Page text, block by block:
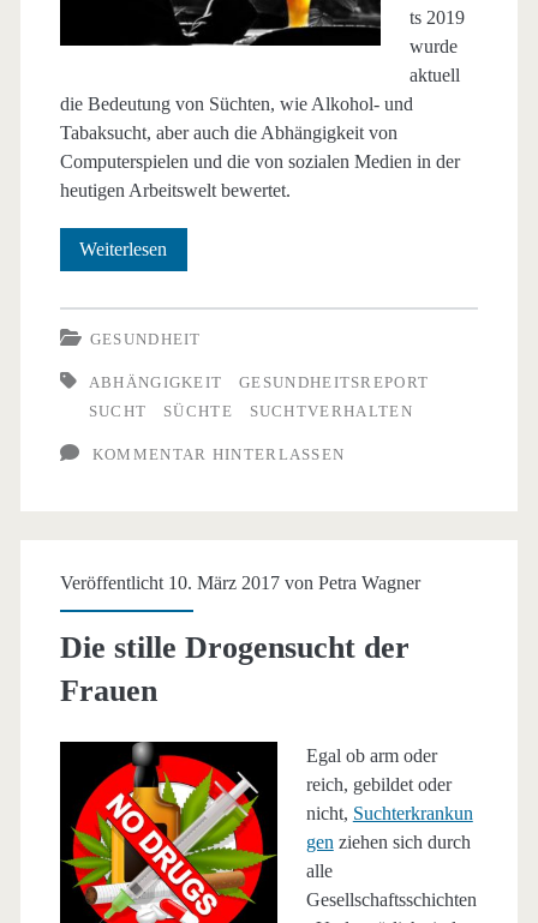
ts 2019
wurde
aktuell
die Bedeutung von Süchten, wie Alkohol- und
Tabaksucht, aber auch die Abhängigkeit von
Computerspielen und die von sozialen Medien in der
heutigen Arbeitswelt bewertet.
Weiterlesen
sich
auch
bei
der
GESUNDHEIT
ABHÄNGIGKEIT
GESUNDHEITSREPORT
SUCHT
SÜCHTE SUCHTVERHALTEN
KOMMENTAR HINTERLASSEN
Veröffentlicht 10. März 2017 von Petra Wagner
Die stille Drogensucht der
Frauen
Egal ob arm oder
reich, gebildet oder
nicht, Suchterkrankun
gen ziehen sich durch
alle
Gesellschaftsschichten